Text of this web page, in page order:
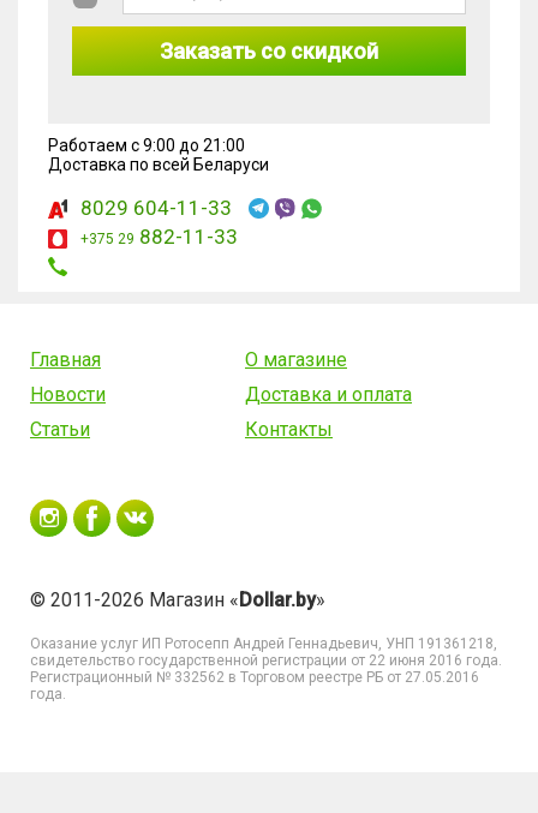
Заказать со скидкой
Работаем с 9:00 до 21:00
Доставка по всей Беларуси
8029 604-11-33
+375 29 882-11-33
Главная
О магазине
Новости
Доставка и оплата
Статьи
Контакты
© 2011-2026 Магазин «Dollar.by»
Оказание услуг ИП Ротосепп Андрей Геннадьевич , УНП 191361218,
свидетельство государственной регистрации от 22 июня 2016 года.
Регистрационный № 332562 в Торговом реестре РБ от 27.05.2016
года.